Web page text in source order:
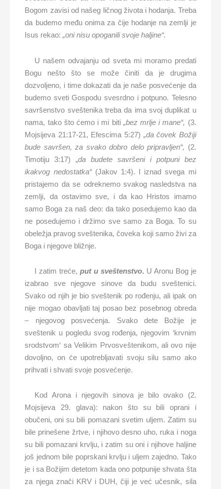
Bogom zavisi od našeg ličnog života i hodanja. Treba
da budemo među onima za čije hodanje na zemlji je
Isus rekao:„oni nisu opoganili svoje haljine“.
U našem odvajanju od sveta mi moramo predati
Bogu nešto što se može činiti da je drugima
dozvoljeno, i time dokazati da je naše posvećenje da
budemo sveti Gospodu svesrdno i potpuno. Telesno
savršenstvo sveštenika treba da ima svoj duplikat u
nama, tako što ćemo i mi biti „bez mrlje i mane“, (3.
Mojsijeva 21:17-21, Efescima 5:27) „da čovek Božiji
bude savršen, za svako dobro delo pripravljen“, (2.
Timotiju 3:17) „da budete savršeni i potpuni bez
ikakvog nedostatka“(Jakov 1:4). I iznad svega mi
pristajemo da se odreknemo svakog nasledstva na
zemlji, da ostavimo sve, i da kao Hristos imamo
samo Boga za naš deo: da tako posedujemo kao da
ne posedujemo i držimo sve samo za Boga. To su
obeležja pravog sveštenika, čoveka koji samo živi za
Boga i njegove bližnje.
I zatim treće, put u sveštenstvo. U Aronu Bog je
izabrao sve njegove sinove da budu sveštenici.
Svako od njih je bio sveštenik po rođenju, ali ipak on
nije mogao obavljati taj posao bez posebnog obreda
– njegovog posvećenja. Svako dete Božije je
sveštenik u pogledu svog rođenja, njegovim ‘krvnim
srodstvom‘ sa Velikim Prvosveštenikom, ali ovo nije
dovoljno, on će upotrebljavati svoju silu samo ako
prihvati i shvati svoje posvećenje.
Kod Arona i njegovih sinova je bilo ovako (2.
Mojsijeva 29. glava): nakon što su bili oprani i
obučeni, oni su bili pomazani svetim uljem. Zatim su
bile prinešene žrtve, i njihovo desno uho, ruka i noga
su bili pomazani krvlju, i zatim su oni i njihove haljine
još jednom bile poprskani krvlju i uljem zajedno. Tako
je i sa Božijim detetom kada ono potpunije shvata šta
za njega znači KRV i DUH, čiji je već učesnik, sila